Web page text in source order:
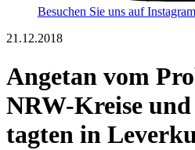
Besuchen Sie uns auf
21.12.2018
Angetan vom
NRW-Kreise
tagten in